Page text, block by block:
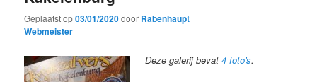
Geplaatst op03/01/2020door Rabenhaupt
Webmeister
Deze galerij bevat4 foto's.